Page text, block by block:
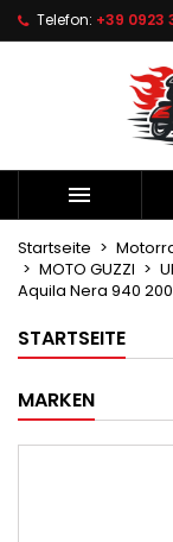
Telefon: +39 0923

Startseite
MOTO GUZZI
Aquila Nera 940
STARTSEITE
MARKEN
Le mie
Crea
Name der
Sie müssen
Wunschliste